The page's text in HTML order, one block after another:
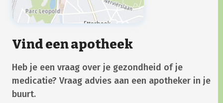
Vind een apotheek
Heb je een vraag over je gezondheid of je
medicatie? Vraag advies aan een apotheker in je
buurt.